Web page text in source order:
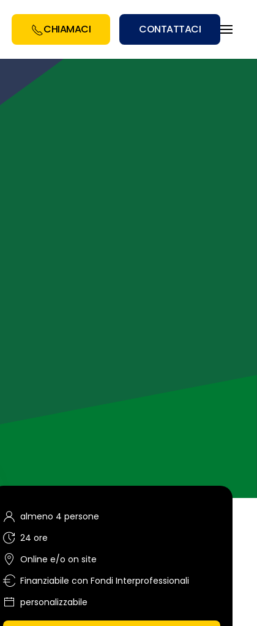
CHIAMACI CONTATTACI
almeno 4 persone
24 ore
Online e/o on site
Finanziabile con Fondi Interprofessionali
personalizzabile